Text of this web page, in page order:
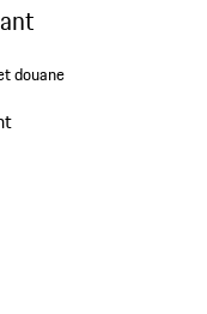
douane